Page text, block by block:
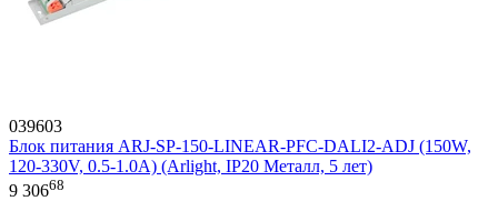
039603
Блок питания ARJ-SP-150-LINEAR-PFC-DALI2-ADJ (150W,
120-330V, 0.5-1.0A) (Arlight, IP20 Металл, 5 лет)
9 30668